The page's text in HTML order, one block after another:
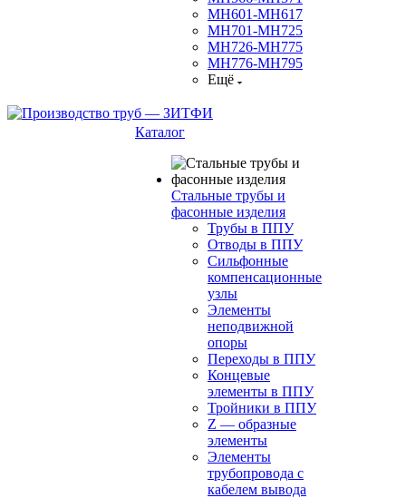
МН601-МН617
МН701-МН725
МН726-МН775
МН776-МН795
Ещё
Каталог
Стальные трубы и
фасонные изделия
Трубы в ППУ
Отводы в ППУ
Сильфонные
компенсационные
узлы
Элементы
неподвижной
опоры
Переходы в ППУ
Концевые
элементы в ППУ
Тройники в ППУ
Z — образные
элементы
Элементы
трубопровода с
кабелем вывода